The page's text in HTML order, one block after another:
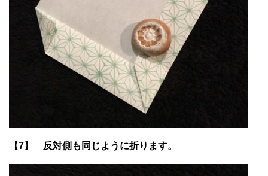
【7】 反対側も同じように折ります。